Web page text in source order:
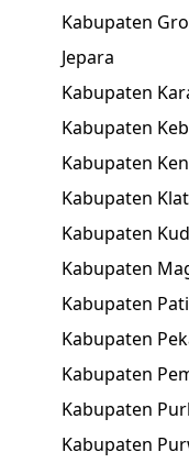
Kabupaten
Jepara
Kabupaten
Kabupaten
Kabupaten
Kabupaten
Kabupaten
Kabupaten
Kabupaten Pati
Kabupaten
Kabupaten
Kabupaten
Kabupaten